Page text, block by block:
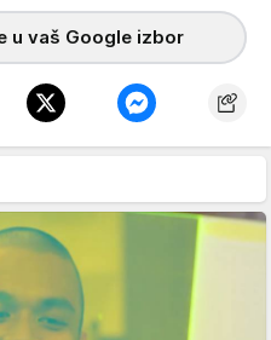
u vaš Google izbor